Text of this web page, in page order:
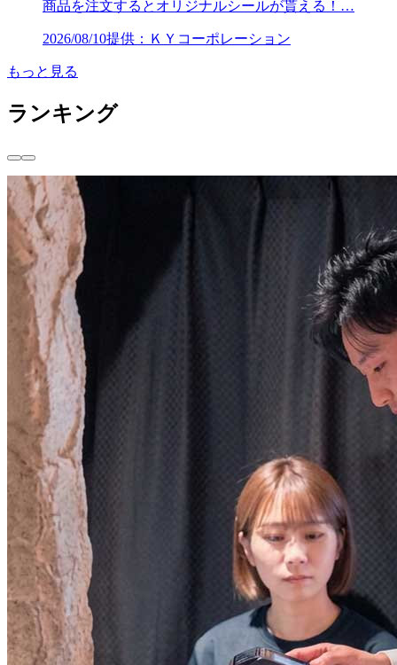
商品を注文するとオリジナルシールが貰える！…
2026/08/10提供：ＫＹコーポレーション
もっと見る
ランキング